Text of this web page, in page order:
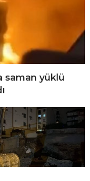
saman yüklü